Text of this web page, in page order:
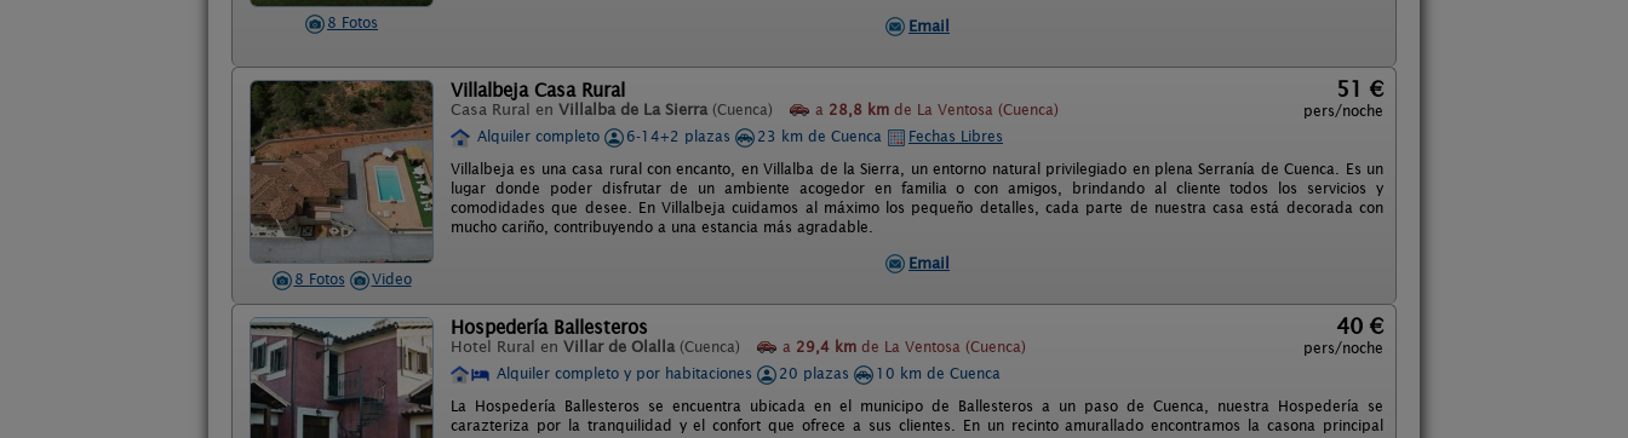
8 Fotos
Email
8 Fotos Video
Villalbeja Casa Rural
Casa Rural en Villalba de La Sierra (Cuenca) a 28,8 km de La Ventosa (Cuenca)
51 €
pers/noche
Alquiler completo
6-14+2 plazas 23 km de Cuenca
Fechas Libres
Villalbeja es una casa rural con encanto, en Villalba de la Sierra, un entorno natural privilegiado en plena Serranía de Cuenca. Es un
lugar donde poder disfrutar de un ambiente acogedor en familia o con amigos, brindando al cliente todos los servicios y
comodidades que desee. En Villalbeja cuidamos al máximo los pequeño detalles, cada parte de nuestra casa está decorada con
mucho cariño, contribuyendo a una estancia más agradable.
Email
Hospedería Ballesteros
Hotel Rural en Villar de Olalla (Cuenca) a 29,4 km de La Ventosa (Cuenca)
40 €
pers/noche
Alquiler completo y por habitaciones
20 plazas
10 km de Cuenca
La Hospedería Ballesteros se encuentra ubicada en el municipo de Ballesteros a un paso de Cuenca, nuestra Hospedería se
carazteriza por la tranquilidad y el confort que ofrece a sus clientes. En un recinto amurallado encontramos la casona principal